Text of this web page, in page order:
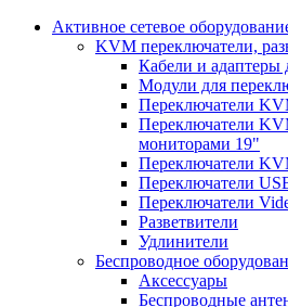
Активное сетевое
KVM переключатели,
Кабели и адаптеры
Модули для
Переключатели
Переключатели
мониторами 19"
Переключатели
Переключатели
Переключатели
Разветвители
Удлинители
Беспроводное
Аксессуары
Беспроводные